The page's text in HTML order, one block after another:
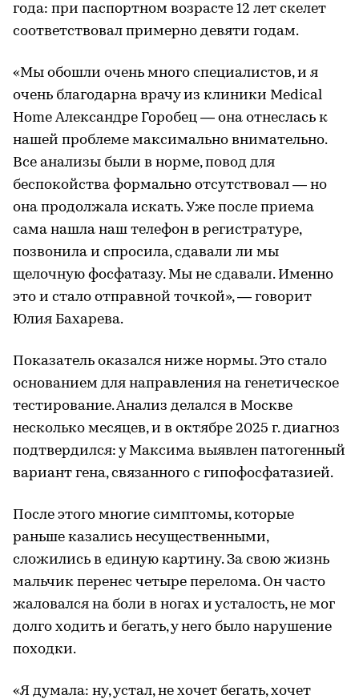
года: при паспортном возрасте 12 лет скелет
соответствовал примерно девяти годам.
«Мы обошли очень много специалистов, и я
очень благодарна врачу из клиники Medical
Home Александре Горобец — она отнеслась к
нашей проблеме максимально внимательно.
Все анализы были в норме, повод для
беспокойства формально отсутствовал — но
она продолжала искать. Уже после приема
сама нашла наш телефон в регистратуре,
позвонила и спросила, сдавали ли мы
щелочную фосфатазу. Мы не сдавали. Именно
это и стало отправной точкой», — говорит
Юлия Бахарева.
Показатель оказался ниже нормы. Это стало
основанием для направления на генетическое
тестирование. Анализ делался в Москве
несколько месяцев, и в октябре 2025 г. диагноз
подтвердился: у Максима выявлен патогенный
вариант гена, связанного с гипофосфатазией.
После этого многие симптомы, которые
раньше казались несущественными,
сложились в единую картину. За свою жизнь
мальчик перенес четыре перелома. Он часто
жаловался на боли в ногах и усталость, не мог
долго ходить и бегать, у него было нарушение
походки.
«Я думала: ну, устал, не хочет бегать, хочет